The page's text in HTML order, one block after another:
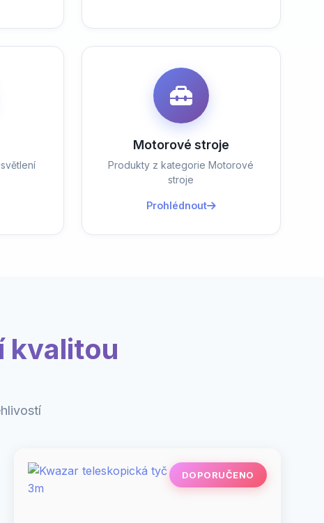
Motorové stroje
Produkty z kategorie Motorové
stroje
Prohlédnout
kvalitou
DOPORUČENO